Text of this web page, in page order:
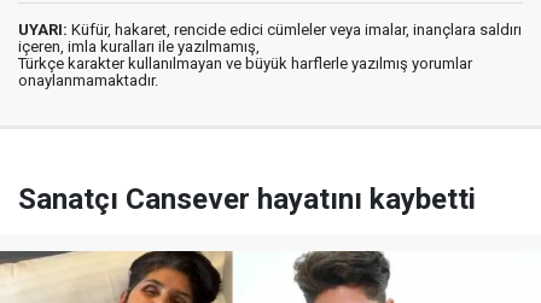
UYARI: Küfür, hakaret, rencide edici cümleler veya imalar, inançlara saldırı
içeren, imla kuralları ile yazılmamış,
Türkçe karakter kullanılmayan ve büyük harflerle yazılmış yorumlar
onaylanmamaktadır.
Sanatçı Cansever hayatını kaybetti